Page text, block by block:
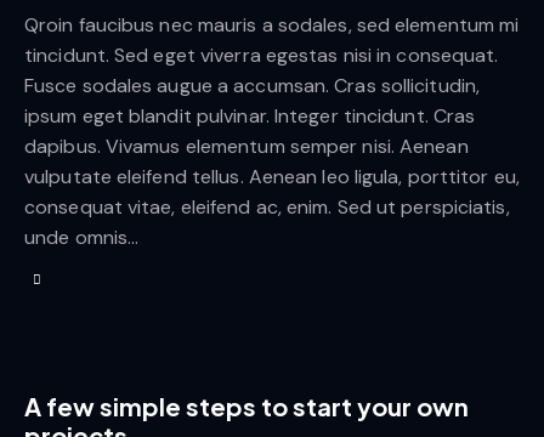
Qroin faucibus nec mauris a sodales, sed elementum mi
tincidunt. Sed eget viverra egestas nisi in consequat.
Fusce sodales augue a accumsan. Cras sollicitudin,
ipsum eget blandit pulvinar. Integer tincidunt. Cras
dapibus. Vivamus elementum semper nisi. Aenean
vulputate eleifend tellus. Aenean leo ligula, porttitor eu,
consequat vitae, eleifend ac, enim. Sed ut perspiciatis,
unde omnis…
A few simple steps to start your own